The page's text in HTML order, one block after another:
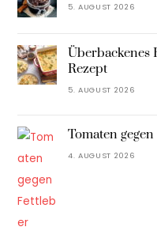
5. AUGUST 2026
Überbackenes
Rezept
5. AUGUST 2026
Tomaten
4. AUGUST 2026